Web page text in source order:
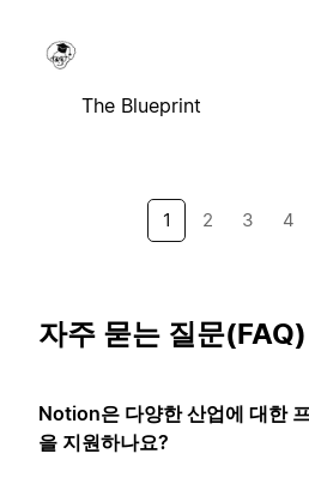
The Blueprint
1 2 3 4
자주 묻는 질문(FAQ)
Notion은 다양한 산업에 대한
을 지원하나요?